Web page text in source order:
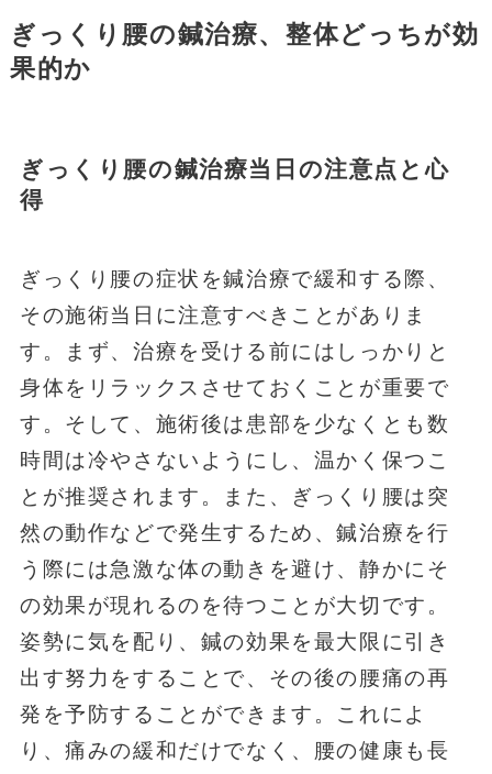
ぎっくり腰の鍼治療、整体どっちが効
果的か
ぎっくり腰の鍼治療当日の注意点と心
得
ぎっくり腰の症状を鍼治療で緩和する際、
その施術当日に注意すべきことがありま
す。まず、治療を受ける前にはしっかりと
身体をリラックスさせておくことが重要で
す。そして、施術後は患部を少なくとも数
時間は冷やさないようにし、温かく保つこ
とが推奨されます。また、ぎっくり腰は突
然の動作などで発生するため、鍼治療を行
う際には急激な体の動きを避け、静かにそ
の効果が現れるのを待つことが大切です。
姿勢に気を配り、鍼の効果を最大限に引き
出す努力をすることで、その後の腰痛の再
発を予防することができます。これによ
り、痛みの緩和だけでなく、腰の健康も長